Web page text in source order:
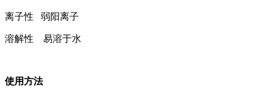
离子性 弱阳离子
溶解性 易溶于水
使用方法